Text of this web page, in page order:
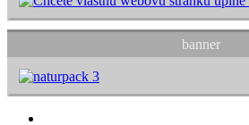
banner